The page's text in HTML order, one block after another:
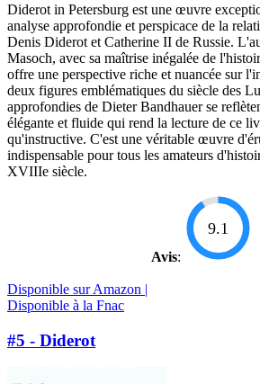
Diderot in Petersburg est une œuvre
analyse approfondie et perspicace de la
Denis Diderot et Catherine II de Russie.
Masoch, avec sa maîtrise inégalée de
offre une perspective riche et nuancée sur
deux figures emblématiques du siècle des
approfondies de Dieter Bandhauer se
élégante et fluide qui rend la lecture de ce
qu'instructive. C'est une véritable œuvre
indispensable pour tous les amateurs
XVIIIe siècle.
Avis:
9.1
Disponible sur Amazon |
Disponible à la Fnac
#5 - Diderot